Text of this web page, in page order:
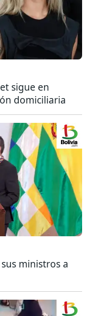
sigue en
domiciliaria
ministros a